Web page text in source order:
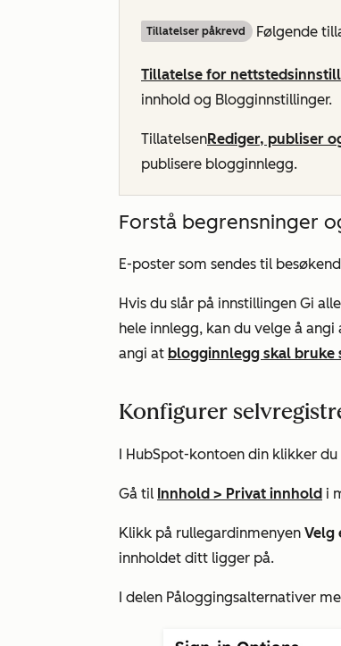
Tillatelser påkrevd Følgende
Tillatelse for
innhold og Blogginnstillinger.
TillatelsenRediger, publiser
publisere blogginnlegg.
Forstå begrensninger
E-poster som sendes til
Hvis du slår på innstillingen Gi
hele innlegg, kan du velge å
angi at blogginnlegg skal bruke
Konfigurer
I HubSpot-kontoen din klikker du
Gå til Innhold > Privat innhold i
Klikk på rullegardinmenyen Velg
innholdet ditt ligger på.
I delen Påloggingsalternativer